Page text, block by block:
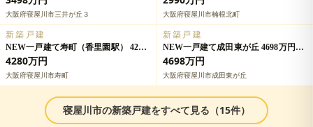
大阪府寝屋川市三井が丘３ 大阪府寝屋川市楠根北町
新築戸建
NEW一戸建て寿町（香里園駅） 4280
万円の詳細情報
4280万円
大阪府寝屋川市寿町
新築戸建
NEW一戸建て成田東が丘 4698万円の
詳細情報
4698万円
大阪府寝屋川市成田東が丘
寝屋川市の新築戸建をすべて見る（15件）